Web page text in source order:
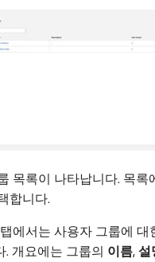
목록이 나타납니다. 목록
합니다.
탭에서는 사용자 그룹에 대
. 개요에는 그룹의 이름, 설